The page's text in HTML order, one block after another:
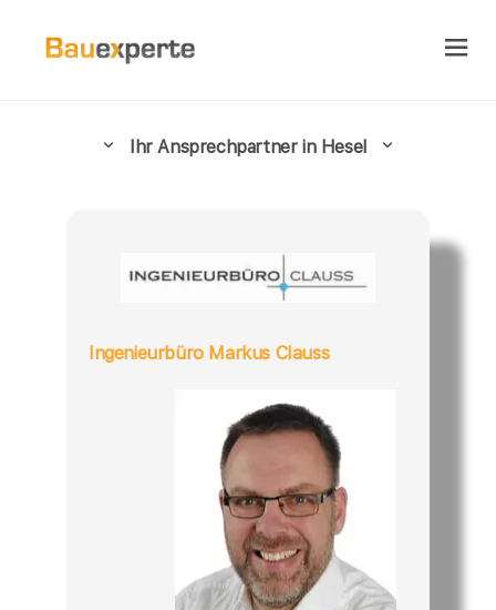
Ihr Ansprechpartner in Hesel
Ingenieurbüro Markus Clauss